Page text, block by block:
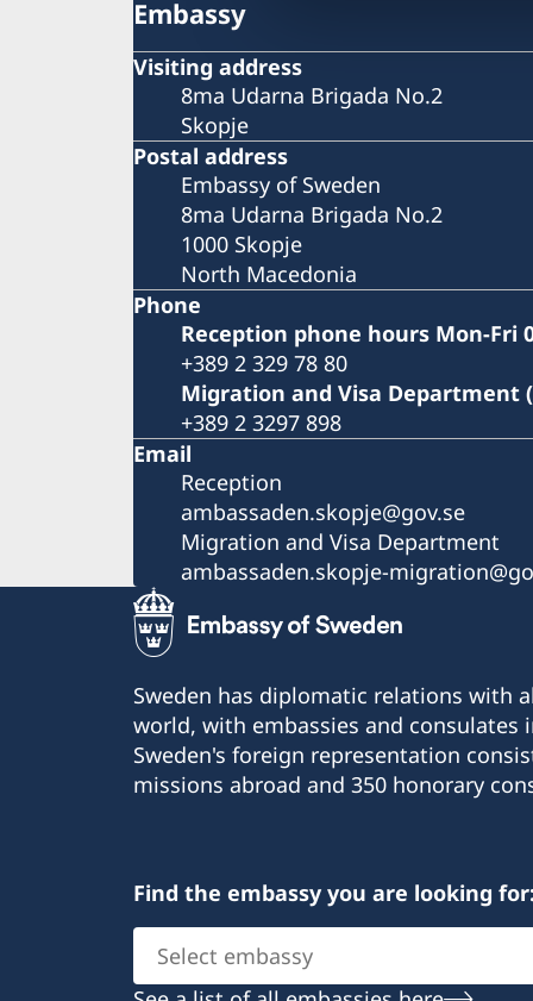
Embassy
Visiting address
8ma Udarna Brigada No.2
Skopje
Postal address
Embassy of Sweden
8ma Udarna Brigada No.2
1000 Skopje
North Macedonia
Phone
Reception phone hours Mon-Fri
+389 2 329 78 80
Migration and Visa Department
+389 2 3297 898
Email
Reception
ambassaden.skopje@gov.se
Migration and Visa Department
ambassaden.skopje-
Sweden has diplomatic relations with
world, with embassies and consulates
Sweden's foreign representation
missions abroad and 350 honorary
Find the embassy you are looking for:
Select
embassy